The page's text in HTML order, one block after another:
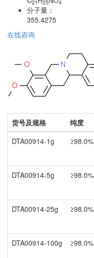
21 25 4
分子量：
355.4275
在线咨询
货号及规格 纯度
DTA00914-1g
≥98.0%
DTA00914-5g ≥98.0%
DTA00914-25g ≥98.0%
DTA00914-100g ≥98.0%